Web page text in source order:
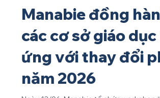
Jun 16
SỰ KIỆN
Manabie đồng